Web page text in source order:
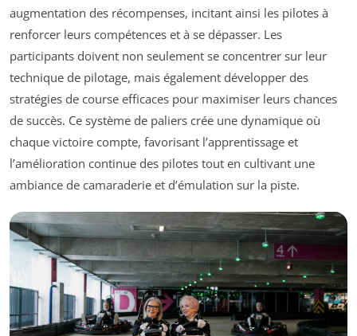
augmentation des récompenses, incitant ainsi les pilotes à
renforcer leurs compétences et à se dépasser. Les
participants doivent non seulement se concentrer sur leur
technique de pilotage, mais également développer des
stratégies de course efficaces pour maximiser leurs chances
de succès. Ce système de paliers crée une dynamique où
chaque victoire compte, favorisant l’apprentissage et
l’amélioration continue des pilotes tout en cultivant une
ambiance de camaraderie et d’émulation sur la piste.